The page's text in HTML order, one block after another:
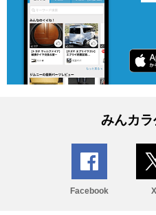
みんカ
Facebook X